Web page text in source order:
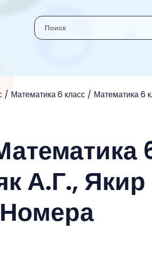
Математика 6 класс Математика 6
А.Г.,